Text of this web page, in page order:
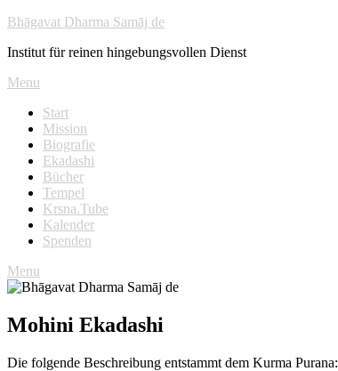
Skip
content
Bhāgavat Dharma Samāj de
Institut für reinen hingebungsvollen Dienst
Menu
Start
Mission
Biografie
Ekadashi
Bücher
Tempel
Krsna.Tube
Kalender
Spenden
Menu
Mohini Ekadashi
Die folgende Beschreibung entstammt dem Kurma Purana: